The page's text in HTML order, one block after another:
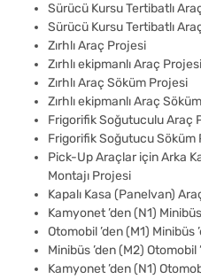
Sürücü Kursu Tertibatlı
Sürücü Kursu Tertibatlı
Zırhlı Araç Projesi
Zırhlı ekipmanlı Araç Projesi
Zırhlı Araç Söküm Projesi
Zırhlı ekipmanlı Araç
Frigorifik Soğutuculu Araç
Frigorifik Soğutucu Söküm
Pick-Up Araçlar için Arka
Montajı Projesi
Kapalı Kasa (Panelvan)
Kamyonet ’den (N1)
Otomobil ’den (M1)
Minibüs ’den (M2)
Kamyonet ’den (N1)